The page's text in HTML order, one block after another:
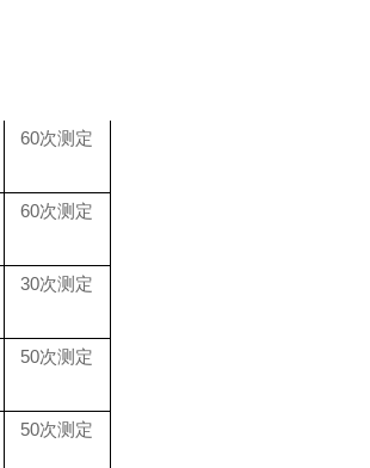
60次测定
60次测定
30次测定
50次测定
50次测定